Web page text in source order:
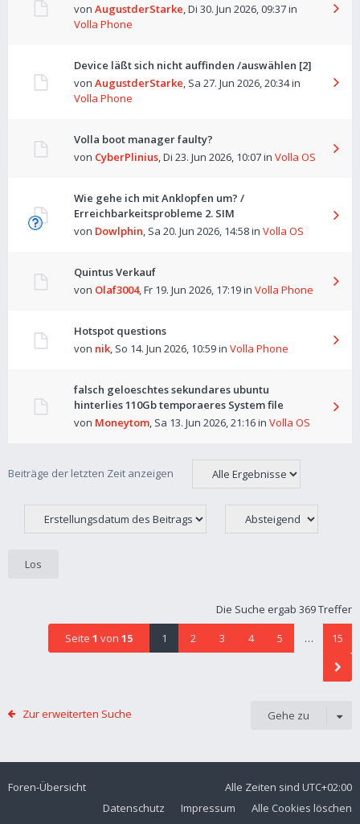
von AugustderStarke,Di 30. Jun 2026, 09:37in
Volla Phone
Device läßt sich nicht auffinden /auswählen [2]
von AugustderStarke, Sa 27. Jun 2026, 20:34in
Volla Phone
Volla boot manager faulty?
von CyberPlinius,Di 23. Jun 2026, 10:07in Volla OS
Wie gehe ich mit Anklopfen um? /
Erreichbarkeitsprobleme 2. SIM
von Dowlphin, Sa 20. Jun 2026, 14:58in Volla OS
Quintus Verkauf
von Olaf3004,Fr 19. Jun 2026, 17:19in Volla Phone
Hotspot questions
von nik, So 14. Jun 2026, 10:59in Volla Phone
falsch geloeschtes sekundares ubuntu
hinterlies 110Gb temporaeres System file
von Moneytom, Sa 13. Jun 2026, 21:16in Volla OS
Beiträge der letzten Zeit anzeigen
Die Suche ergab 369 Treffer
Seite 1 von 15 1 2 3 4 5 … 15
Zur erweiterten Suche Gehe zu
Foren-Übersicht Alle Zeiten sind UTC+02:00
Alle Cookies löschen
Impressum
Datenschutz